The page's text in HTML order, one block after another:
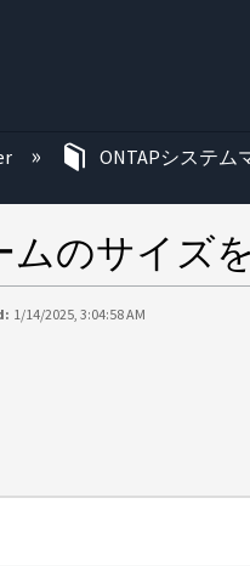
ONTAPシステム
ムのサイズ
1/14/2025, 3:04:58 AM